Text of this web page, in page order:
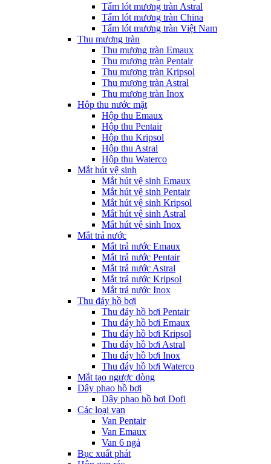
Tấm lót mương tràn Astral
Tấm lót mương tràn China
Tấm lót mương tràn Việt Nam
Thu mương tràn
Thu mương tràn Emaux
Thu mương tràn Pentair
Thu mương tràn Kripsol
Thu mương tràn Astral
Thu mương tràn Inox
Hôp thu nước mặt
Hộp thu Emaux
Hộp thu Pentair
Hộp thu Kripsol
Hộp thu Astral
Hộp thu Waterco
Mắt hút vệ sinh
Mắt hút vệ sinh Emaux
Mắt hút vệ sinh Pentair
Mắt hút vệ sinh Kripsol
Mắt hút vệ sinh Astral
Mắt hút vệ sinh Inox
Mắt trả nước
Mắt trả nước Emaux
Mắt trả nước Pentair
Mắt trả nước Astral
Mắt trả nước Kripsol
Mắt trả nước Inox
Thu đáy hồ bơi
Thu đáy hồ bơi Pentair
Thu đáy hồ bơi Emaux
Thu đáy hồ bơi Kripsol
Thu đáy hồ bơi Astral
Thu đáy hồ bơi Inox
Thu đáy hồ bơi Waterco
Mắt tạo ngược dòng
Dây phao hồ bơi
Dây phao hồ bơi Dofi
Các loại van
Van Pentair
Van Emaux
Van 6 ngả
Bục xuất phát